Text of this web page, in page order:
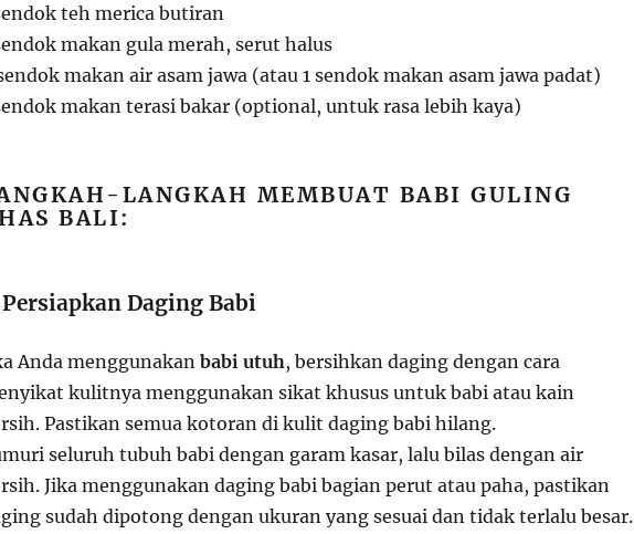
teh merica butiran
makan gula merah, serut halus
makan air asam jawa (atau 1 sendok makan asam jawa padat)
makan terasi bakar (optional, untuk rasa lebih kaya)
LANGKAH MEMBUAT BABI GULING
BALI:
Persiapkan Daging Babi
Anda menggunakan babi utuh, bersihkan daging dengan cara
kulitnya menggunakan sikat khusus untuk babi atau kain
Pastikan semua kotoran di kulit daging babi hilang.
seluruh tubuh babi dengan garam kasar, lalu bilas dengan air
Jika menggunakan daging babi bagian perut atau paha, pastikan
sudah dipotong dengan ukuran yang sesuai dan tidak terlalu besar.